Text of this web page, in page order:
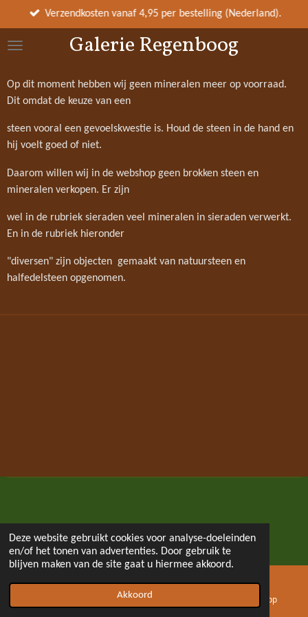
Deze website gebruikt cookies voor analyse-doeleinden
en/of het tonen van advertenties. Door gebruik te
blijven maken van de site gaat u hiermee akkoord.
Akkoord
direct
naar
hoofdinhoud
Galerie Regenboog
Verzendkosten vanaf 4,95 per bestelling (Nederland).
Op dit moment hebben wij geen mineralen meer op voorraad.
Dit omdat de keuze van een
steen vooral een gevoelskwestie is. Houd de steen in de hand en
hij voelt goed of niet.
Daarom willen wij in de webshop geen brokken steen en
mineralen verkopen. Er zijn
wel in de rubriek sieraden veel mineralen in sieraden verwerkt.
En in de rubriek hieronder
"diversen" zijn objecten gemaakt van natuursteen en
halfedelsteen opgenomen.
© 2020 - 2021 galerie Regenboog
Telefoonnummer WhatsApp